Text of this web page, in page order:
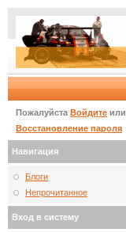
Пожалуйста Войдите или
Восстановление пароля
Навигация
Блоги
Непрочитанное
Вход в систему